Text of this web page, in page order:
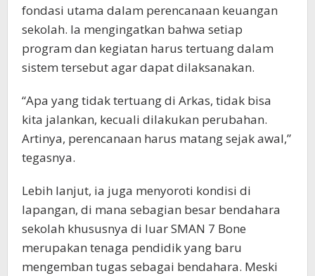
fondasi utama dalam perencanaan keuangan
sekolah. Ia mengingatkan bahwa setiap
program dan kegiatan harus tertuang dalam
sistem tersebut agar dapat dilaksanakan.
“Apa yang tidak tertuang di Arkas, tidak bisa
kita jalankan, kecuali dilakukan perubahan.
Artinya, perencanaan harus matang sejak awal,”
tegasnya.
Lebih lanjut, ia juga menyoroti kondisi di
lapangan, di mana sebagian besar bendahara
sekolah khususnya di luar SMAN 7 Bone
merupakan tenaga pendidik yang baru
mengemban tugas sebagai bendahara. Meski